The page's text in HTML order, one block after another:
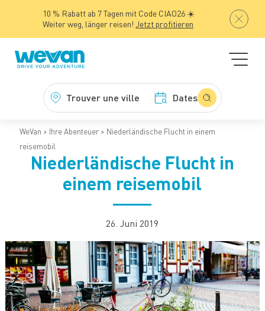
10 % Rabatt ab 7 Tagen mit Code CIAO26 ☀️
Weiter weg, länger reisen! Jetzt profitieren
Trouver une ville Dates
WeVan Ihre Abenteuer
Niederländische Flucht in einem
reisemobil
Niederländische Flucht in
einem reisemobil
26. Juni 2019